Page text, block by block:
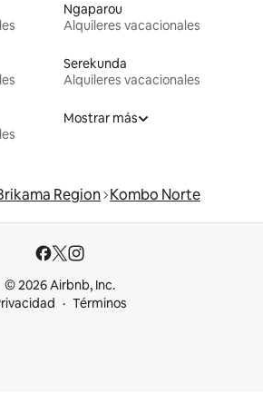
Ngaparou
Alquileres vacacionales
Serekunda
Alquileres vacacionales
Mostrar más
Region Kombo Norte
© 2026 Airbnb, Inc.
Términos